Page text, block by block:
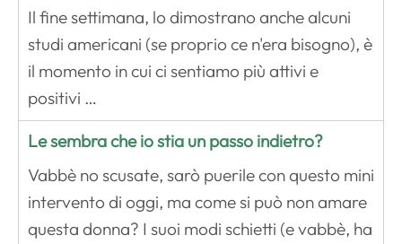
Il fine settimana, lo dimostrano anche alcuni
studi americani (se proprio ce n'era bisogno), è
il momento in cui ci sentiamo più attivi e
positivi …
Le sembra che io stia un passo indietro?
Vabbè no scusate, sarò puerile con questo mini
intervento di oggi, ma come si può non amare
questa donna? I suoi modi schietti (e vabbè, ha